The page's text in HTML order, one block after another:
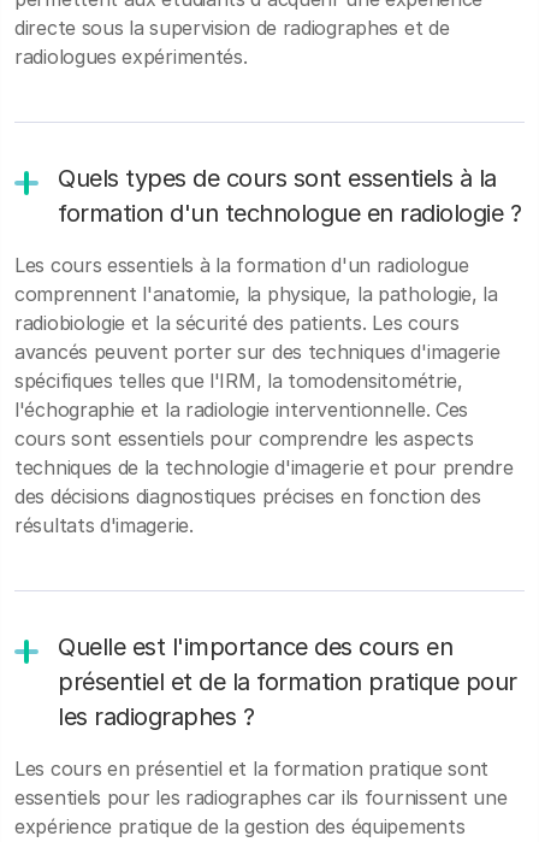
directe sous la supervision de radiographes et de
radiologues expérimentés.
Quels types de cours sont essentiels à la
formation d'un technologue en radiologie ?
Les cours essentiels à la formation d'un radiologue
comprennent l'anatomie, la physique, la pathologie, la
radiobiologie et la sécurité des patients. Les cours
avancés peuvent porter sur des techniques d'imagerie
spécifiques telles que l'IRM, la tomodensitométrie,
l'échographie et la radiologie interventionnelle. Ces
cours sont essentiels pour comprendre les aspects
techniques de la technologie d'imagerie et pour prendre
des décisions diagnostiques précises en fonction des
résultats d'imagerie.
Quelle est l'importance des cours en
présentiel et de la formation pratique pour
les radiographes ?
Les cours en présentiel et la formation pratique sont
essentiels pour les radiographes car ils fournissent une
expérience pratique de la gestion des équipements